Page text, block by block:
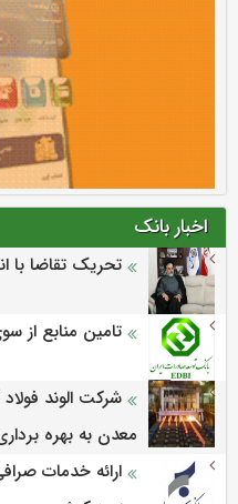
اخبار بانک
تحریک تقاضا با
تامین منابع از
شرکت الوند
معدن به بهره
ارائه خدمات